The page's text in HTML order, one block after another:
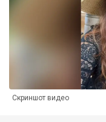
Скриншот видео